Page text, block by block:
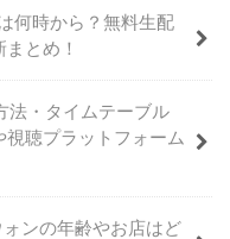
何時から？無料生配
とめ！
法・タイムテーブル
視聴プラットフォーム
ンの年齢やお店はど